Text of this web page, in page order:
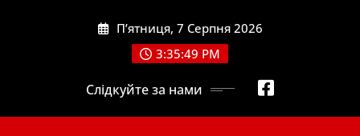
П’ятниця, 7 Серпня 2026
3:35:50 PM
Слідкуйте за нами